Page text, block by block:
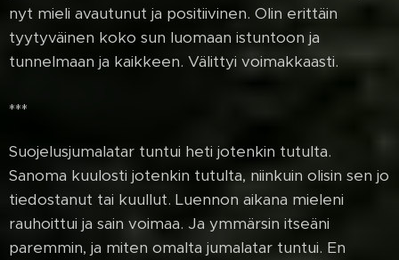
nyt mieli avautunut ja positiivinen. Olin erittäin
tyytyväinen koko sun luomaan istuntoon ja
tunnelmaan ja kaikkeen. Välittyi voimakkaasti.
***
Suojelusjumalatar tuntui heti jotenkin tutulta.
Sanoma kuulosti jotenkin tutulta, niinkuin olisin sen jo
tiedostanut tai kuullut. Luennon aikana mieleni
rauhoittui ja sain voimaa. Ja ymmärsin itseäni
paremmin, ja miten omalta jumalatar tuntui. En